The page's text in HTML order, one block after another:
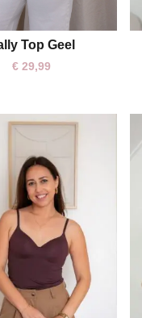
S M XL
Top Geel
€ 29,99